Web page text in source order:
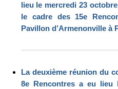
lieu le mercredi 23
le cadre des 15e
Pavillon d’Armenonville à
La deuxième réunion du
8e Rencontres a eu